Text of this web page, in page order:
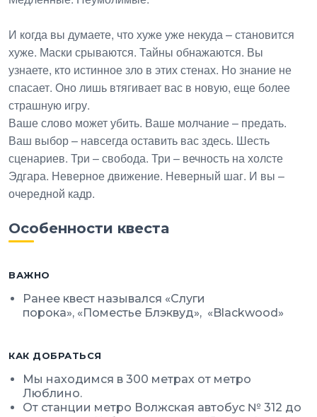
И когда вы думаете, что хуже уже некуда – становится
хуже. Маски срываются. Тайны обнажаются. Вы
узнаете, кто истинное зло в этих стенах. Но знание не
спасает. Оно лишь втягивает вас в новую, еще более
страшную игру.
Ваше слово может убить. Ваше молчание – предать.
Ваш выбор – навсегда оставить вас здесь. Шесть
сценариев. Три – свобода. Три – вечность на холсте
Эдгара. Неверное движение. Неверный шаг. И вы –
очередной кадр.
Особенности квеста
ВАЖНО
Ранее квест назывался «Слуги
порока», «Поместье Блэквуд», «Blackwood»
КАК ДОБРАТЬСЯ
Мы находимся в 300 метрах от метро
Люблино.
От станции метро Волжская автобус № 312 до